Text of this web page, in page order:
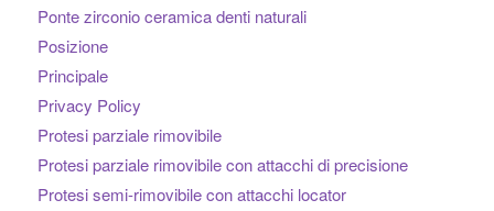
Ponte zirconio ceramica denti naturali
Posizione
Principale
Privacy Policy
Protesi parziale rimovibile
Protesi parziale rimovibile con attacchi di precisione
Protesi semi-rimovibile con attacchi locator